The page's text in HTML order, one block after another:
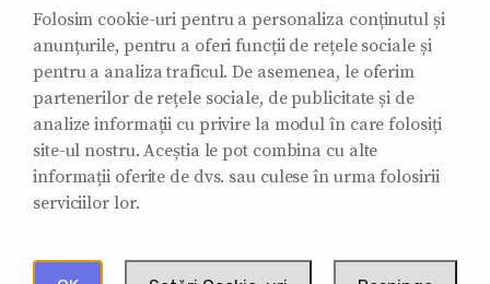
Генерален директор: 0725.930.906 /
office@sitibalkania.ro
Поддръжка / Сервизи / Гаранция: 0725.930.907 /
0725.930.908 / mentenanta@sitibalkania.ro
rezervate.
Folosim cookie-uri pentru a personaliza conținutul și
anunțurile, pentru a oferi funcții de rețele sociale și
pentru a analiza traficul. De asemenea, le oferim
partenerilor de rețele sociale, de publicitate și de
analize informații cu privire la modul în care folosiți
site-ul nostru. Aceștia le pot combina cu alte
informații oferite de dvs. sau culese în urma folosirii
serviciilor lor.